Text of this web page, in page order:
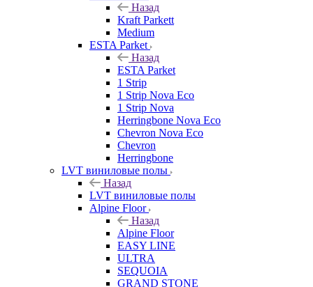
Назад
Kraft Parkett
Medium
ESTA Parket
Назад
ESTA Parket
1 Strip
1 Strip Nova Eco
1 Strip Nova
Herringbone Nova Eco
Chevron Nova Eco
Chevron
Herringbone
LVT виниловые полы
Назад
LVT виниловые полы
Alpine Floor
Назад
Alpine Floor
EASY LINE
ULTRA
SEQUOIA
GRAND STONE